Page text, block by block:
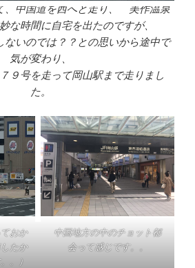
、中国道を西へと走り、 美作温泉
な時間に自宅を出たのですが、
ないのでは？？との思いから途中で
気が変わり、
９号を走って岡山駅まで走りまし
た。
おか
たか
。）
中国地方の中のチョット都
会って感じです。。